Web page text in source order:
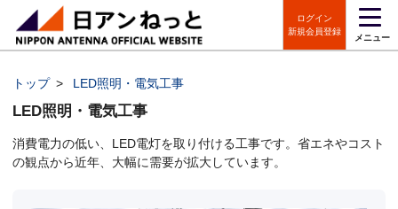
ログイン
新規会員登録
メニュー
トップ > LED照明・電気工事
LED照明・電気工事
消費電力の低い、LED電灯を取り付ける工事です。省エネやコスト
の観点から近年、大幅に需要が拡大しています。